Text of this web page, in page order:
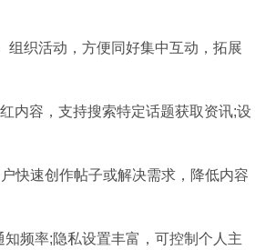
组织活动，方便同好集中互动，拓展
内容，支持搜索特定话题获取资讯;设
快速创作帖子或解决需求，降低内容
频率;隐私设置丰富，可控制个人主